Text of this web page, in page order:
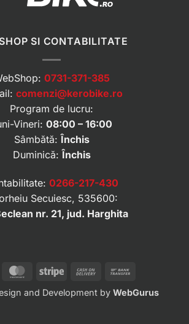
SI CONTABILITATE
0731-371-385
comenzi@kerobike.ro
Program de lucru:
Vineri: 08:00 – 16:00
Sâmbătă: Închis
Duminică: Închis
0266-217-430
Secuiesc, 535600:
nr. 21, jud. Harghita
Visa MasterCard
Stripe
Cash
Delivery
and Development by WebGurus